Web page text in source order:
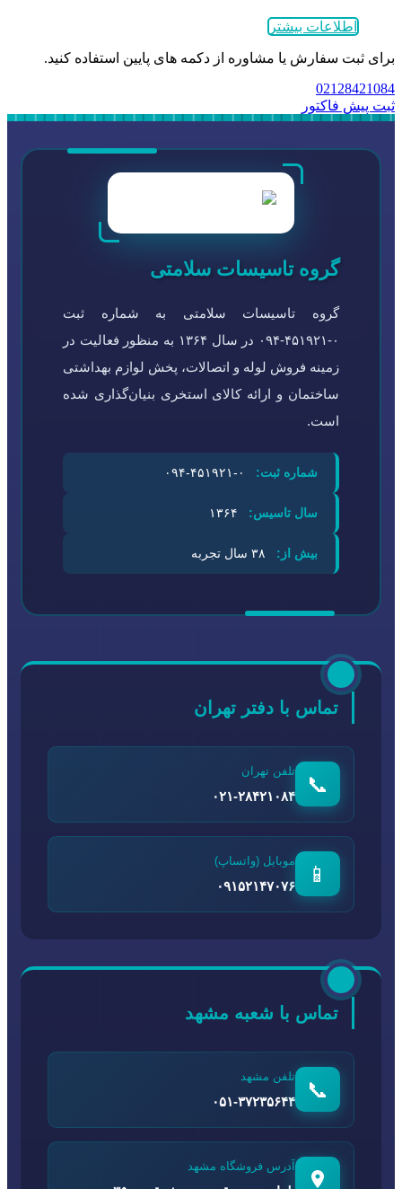
اطلاعات بیشتر
برای ثبت سفارش یا مشاوره از دکمه های پایین استفاده کنید.
02128421084
ثبت پیش فاکتور
گروه تاسیسات سلامتی
گروه تاسیسات سلامتی به شماره ثبت
۰-۴۵۱۹۲۱-۰۹۴ در سال ۱۳۶۴ به منظور فعالیت در
زمینه فروش لوله و اتصالات، پخش لوازم بهداشتی
ساختمان و ارائه کالای استخری بنیان‌گذاری شده
است.
شماره ثبت:
سال تاسیس:
بیش از:
تماس با دفتر تهران
📞
تلفن تهران
۰۲۱-۲۸۴۲۱۰۸۴
📱
موبایل (واتساپ)
۰۹۱۵۲۱۴۷۰۷۶
تماس با شعبه مشهد
📞
تلفن مشهد
۰۵۱-۳۷۲۳۵۶۴۴
آدرس فروشگاه مشهد